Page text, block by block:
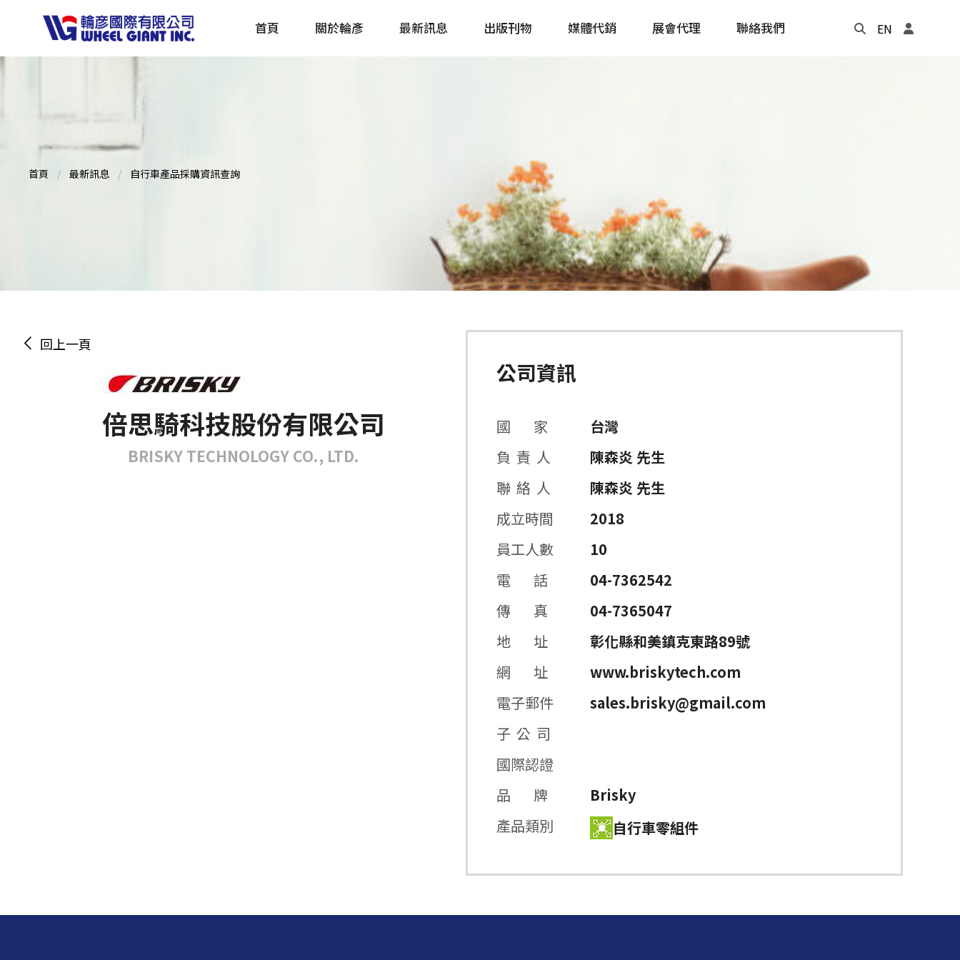
首頁 關於輪彥 最新訊息 出版刊物
戶外探索 Outside
主題書籍
媒體代銷 展會代理 聯絡我們 EN
首頁 最新訊息 自行車產品採購資訊查詢
回上一頁
倍思騎科技股份有限公司
BRISKY TECHNOLOGY CO., LTD.
公司資訊
國 家
台灣
負 責 人
陳森炎 先生
聯 絡 人
陳森炎 先生
成立時間
2018
員工人數
10
電 話
04-7362542
傳 真
04-7365047
地 址
彰化縣和美鎮克東路89號
網 址
www.briskytech.com
電子郵件
sales.brisky@gmail.com
子 公 司
國際認證
品 牌
Brisky
產品類別
自行車零組件